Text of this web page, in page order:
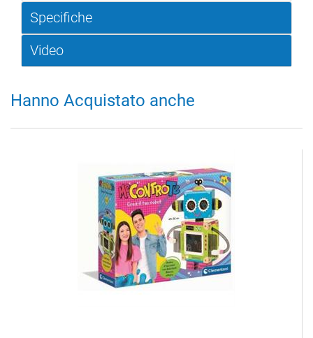
Specifiche
Video
Hanno Acquistato anche